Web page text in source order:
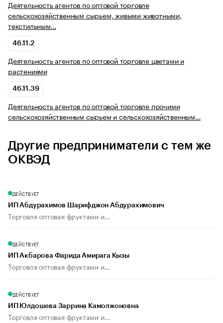
Деятельность агентов по оптовой торговле
сельскохозяйственным сырьем, живыми животными,
текстильным…
46.11.2
Деятельность агентов по оптовой торговле цветами и
растениями
46.11.39
Деятельность агентов по оптовой торговле прочими
сельскохозяйственным сырьем и сельскохозяйственным…
Другие предприниматели с тем же
ОКВЭД
ДЕЙСТВУЕТ
ИП Абдурахимов Шарифджон Абдурахимович
Торговля оптовая фруктами и...
ДЕЙСТВУЕТ
ИП Акбарова Фарида Амирага Кызы
Торговля оптовая фруктами и...
ДЕЙСТВУЕТ
ИП Юлдошева Заррина Камолжоновна
Торговля оптовая фруктами и...